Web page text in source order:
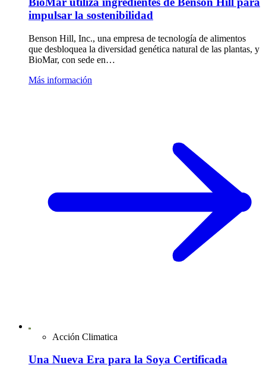
impulsar la sostenibilidad
Benson Hill, Inc., una empresa de tecnología de alimentos
que desbloquea la diversidad genética natural de las plantas, y
BioMar, con sede en…
Más información
Acción Climatica
Una Nueva Era para la Soya Certificada